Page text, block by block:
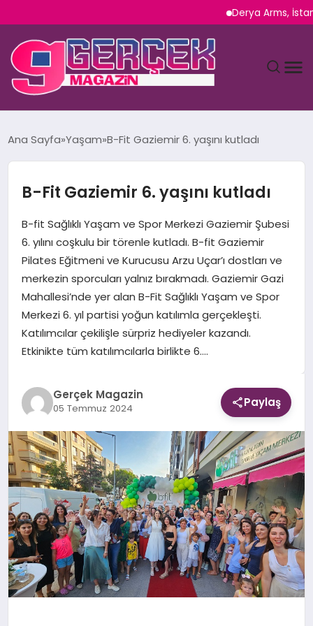
Derya Arms,
YAŞAM
SPOR
TEKNOLOJI
SAĞLIK
SIYASET
EKONOMI
Ana Sayfa Yaşam B-Fit Gaziemir 6. yaşını kutladı
B-Fit Gaziemir 6. yaşını kutladı
B-fit Sağlıklı Yaşam ve Spor Merkezi Gaziemir Şubesi
6. yılını coşkulu bir törenle kutladı. B-fit Gaziemir
Pilates Eğitmeni ve Kurucusu Arzu Uçar’ı dostları ve
merkezin sporcuları yalnız bırakmadı. Gaziemir Gazi
Mahallesi’nde yer alan B-Fit Sağlıklı Yaşam ve Spor
Merkezi 6. yıl partisi yoğun katılımla gerçekleşti.
Katılımcılar çekilişle sürpriz hediyeler kazandı.
Etkinikte tüm katılımcılarla birlikte 6….
Gerçek Magazin
05 Temmuz 2024 Paylaş